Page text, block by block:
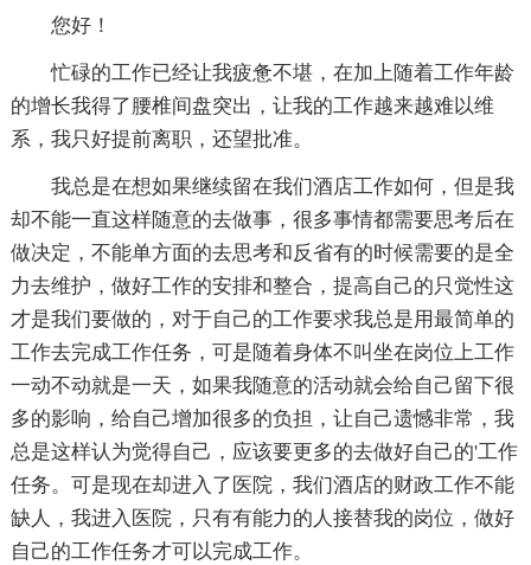
您好！
忙碌的工作已经让我疲惫不堪，在加上随着工作年龄
的增长我得了腰椎间盘突出，让我的工作越来越难以维
系，我只好提前离职，还望批准。
我总是在想如果继续留在我们酒店工作如何，但是我
却不能一直这样随意的去做事，很多事情都需要思考后在
做决定，不能单方面的去思考和反省有的时候需要的是全
力去维护，做好工作的安排和整合，提高自己的只觉性这
才是我们要做的，对于自己的工作要求我总是用最简单的
工作去完成工作任务，可是随着身体不叫坐在岗位上工作
一动不动就是一天，如果我随意的活动就会给自己留下很
多的影响，给自己增加很多的负担，让自己遗憾非常，我
总是这样认为觉得自己，应该要更多的去做好自己的'工作
任务。可是现在却进入了医院，我们酒店的财政工作不能
缺人，我进入医院，只有有能力的人接替我的岗位，做好
自己的工作任务才可以完成工作。